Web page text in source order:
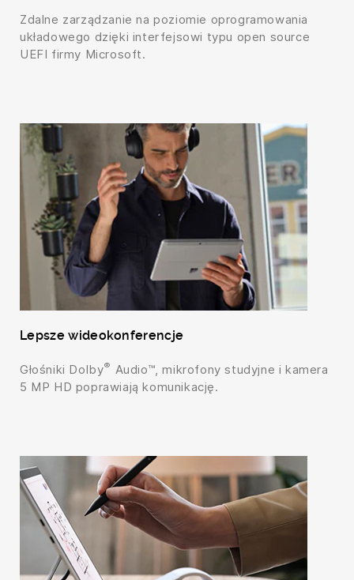
Zdalne zarządzanie na poziomie oprogramowania
układowego dzięki interfejsowi typu open source
UEFI firmy Microsoft.
Lepsze wideokonferencje
Głośniki Dolby® Audio™, mikrofony studyjne i kamera
5 MP HD poprawiają komunikację.